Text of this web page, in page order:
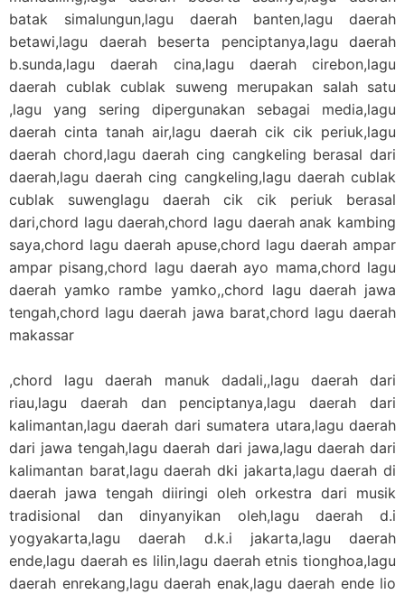
batak simalungun,lagu daerah banten,lagu daerah
betawi,lagu daerah beserta penciptanya,lagu daerah
b.sunda,lagu daerah cina,lagu daerah cirebon,lagu
daerah cublak cublak suweng merupakan salah satu
,lagu yang sering dipergunakan sebagai media,lagu
daerah cinta tanah air,lagu daerah cik cik periuk,lagu
daerah chord,lagu daerah cing cangkeling berasal dari
daerah,lagu daerah cing cangkeling,lagu daerah cublak
cublak suwenglagu daerah cik cik periuk berasal
dari,chord lagu daerah,chord lagu daerah anak kambing
saya,chord lagu daerah apuse,chord lagu daerah ampar
ampar pisang,chord lagu daerah ayo mama,chord lagu
daerah yamko rambe yamko,,chord lagu daerah jawa
tengah,chord lagu daerah jawa barat,chord lagu daerah
makassar
,chord lagu daerah manuk dadali,,lagu daerah dari
riau,lagu daerah dan penciptanya,lagu daerah dari
kalimantan,lagu daerah dari sumatera utara,lagu daerah
dari jawa tengah,lagu daerah dari jawa,lagu daerah dari
kalimantan barat,lagu daerah dki jakarta,lagu daerah di
daerah jawa tengah diiringi oleh orkestra dari musik
tradisional dan dinyanyikan oleh,lagu daerah d.i
yogyakarta,lagu daerah d.k.i jakarta,lagu daerah
ende,lagu daerah es lilin,lagu daerah etnis tionghoa,lagu
daerah enrekang,lagu daerah enak,lagu daerah ende lio